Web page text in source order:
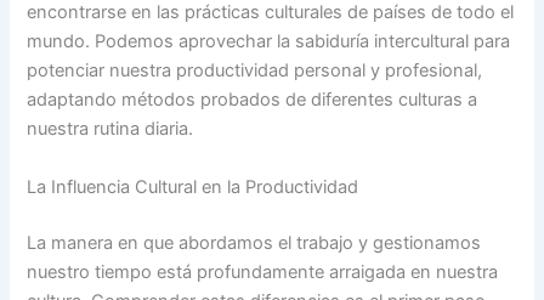
encontrarse en las prácticas culturales de países de todo el
mundo. Podemos aprovechar la sabiduría intercultural para
potenciar nuestra productividad personal y profesional,
adaptando métodos probados de diferentes culturas a
nuestra rutina diaria.
La Influencia Cultural en la Productividad
La manera en que abordamos el trabajo y gestionamos
nuestro tiempo está profundamente arraigada en nuestra